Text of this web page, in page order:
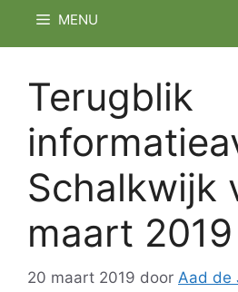
MENU
Terugblik
Schalkwijk
maart 2019
20 maart 2019 door Aad de